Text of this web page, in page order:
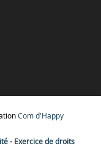
Com d'Happy
- Exercice de droits